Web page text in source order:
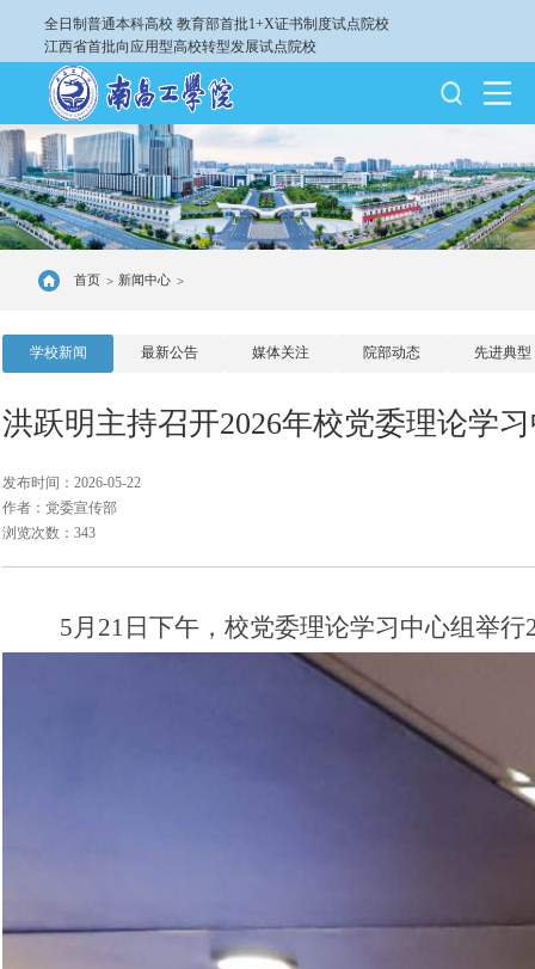
全日制普通本科高校 教育部首批1+X证书制度试点院校
江西省首批向应用型高校转型发展试点院校
首页 > 新闻中心 >
学校新闻 最新公告 媒体关注 院部动态 先进典型
洪跃明主持召开2026年校党委理论学
发布时间：2026-05-22
作者：党委宣传部
浏览次数：343
5月21日下午，校党委理论学习中心组举